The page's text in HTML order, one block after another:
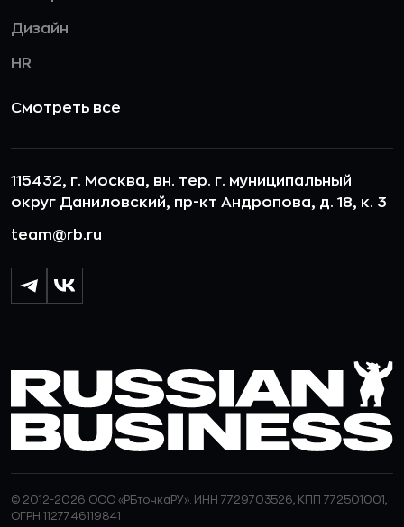
Дизайн
HR
Смотреть все
115432, г. Москва, вн. тер. г. муниципальный
округ Даниловский, пр-кт Андропова, д. 18, к. 3
team@rb.ru
© 2012-2026 ООО «РБточкаРУ». ИНН 7729703526, КПП 772501001,
ОГРН 1127746119841